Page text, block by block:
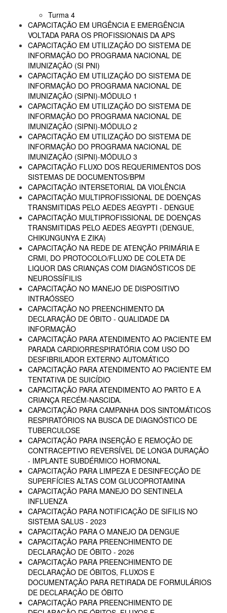
Turma 4
CAPACITAÇÃO EM URGÊNCIA E EMERGÊNCIA
VOLTADA PARA OS PROFISSIONAIS DA APS
CAPACITAÇÃO EM UTILIZAÇÃO DO SISTEMA DE
INFORMAÇÃO DO PROGRAMA NACIONAL DE
IMUNIZAÇÃO (SI PNI)
CAPACITAÇÃO EM UTILIZAÇÃO DO SISTEMA DE
INFORMAÇÃO DO PROGRAMA NACIONAL DE
IMUNIZAÇÃO (SIPNI)-MÓDULO 1
CAPACITAÇÃO EM UTILIZAÇÃO DO SISTEMA DE
INFORMAÇÃO DO PROGRAMA NACIONAL DE
IMUNIZAÇÃO (SIPNI)-MÓDULO 2
CAPACITAÇÃO EM UTILIZAÇÃO DO SISTEMA DE
INFORMAÇÃO DO PROGRAMA NACIONAL DE
IMUNIZAÇÃO (SIPNI)-MÓDULO 3
CAPACITAÇÃO FLUXO DOS REQUERIMENTOS DOS
SISTEMAS DE DOCUMENTOS/BPM
CAPACITAÇÃO INTERSETORIAL DA VIOLÊNCIA
CAPACITAÇÃO MULTIPROFISSIONAL DE DOENÇAS
TRANSMITIDAS PELO AEDES AEGYPTI - DENGUE
CAPACITAÇÃO MULTIPROFISSIONAL DE DOENÇAS
TRANSMITIDAS PELO AEDES AEGYPTI (DENGUE,
CHIKUNGUNYA E ZIKA)
CAPACITAÇÃO NA REDE DE ATENÇÃO PRIMÁRIA E
CRMI, DO PROTOCOLO/FLUXO DE COLETA DE
LIQUOR DAS CRIANÇAS COM DIAGNÓSTICOS DE
NEUROSSÍFILIS
CAPACITAÇÃO NO MANEJO DE DISPOSITIVO
INTRAÓSSEO
CAPACITAÇÃO NO PREENCHIMENTO DA
DECLARAÇÃO DE ÓBITO - QUALIDADE DA
INFORMAÇÃO
CAPACITAÇÃO PARA ATENDIMENTO AO PACIENTE EM
PARADA CARDIORRESPIRATÓRIA COM USO DO
DESFIBRILADOR EXTERNO AUTOMÁTICO
CAPACITAÇÃO PARA ATENDIMENTO AO PACIENTE EM
TENTATIVA DE SUICÍDIO
CAPACITAÇÃO PARA ATENDIMENTO AO PARTO E A
CRIANÇA RECÉM-NASCIDA.
CAPACITAÇÃO PARA CAMPANHA DOS SINTOMÁTICOS
RESPIRATÓRIOS NA BUSCA DE DIAGNÓSTICO DE
TUBERCULOSE
CAPACITAÇÃO PARA INSERÇÃO E REMOÇÃO DE
CONTRACEPTIVO REVERSÍVEL DE LONGA DURAÇÃO
- IMPLANTE SUBDÉRMICO HORMONAL
CAPACITAÇÃO PARA LIMPEZA E DESINFECÇÃO DE
SUPERFÍCIES ALTAS COM GLUCOPROTAMINA
CAPACITAÇÃO PARA MANEJO DO SENTINELA
INFLUENZA
CAPACITAÇÃO PARA NOTIFICAÇÃO DE SIFILIS NO
SISTEMA SALUS - 2023
CAPACITAÇÃO PARA O MANEJO DA DENGUE
CAPACITAÇÃO PARA PREENCHIMENTO DE
DECLARAÇÃO DE ÓBITO - 2026
CAPACITAÇÃO PARA PREENCHIMENTO DE
DECLARAÇÃO DE ÓBITOS, FLUXOS E
DOCUMENTAÇÃO PARA RETIRADA DE FORMULÁRIOS
DE DECLARAÇÃO DE ÓBITO
CAPACITAÇÃO PARA PREENCHIMENTO DE